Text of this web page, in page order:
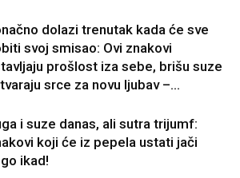
dolazi trenutak kada će sve
svoj smisao: Ovi znakovi
prošlost iza sebe, brišu suze
srce za novu ljubav –...
i suze danas, ali sutra trijumf:
koji će iz pepela ustati jači
ikad!